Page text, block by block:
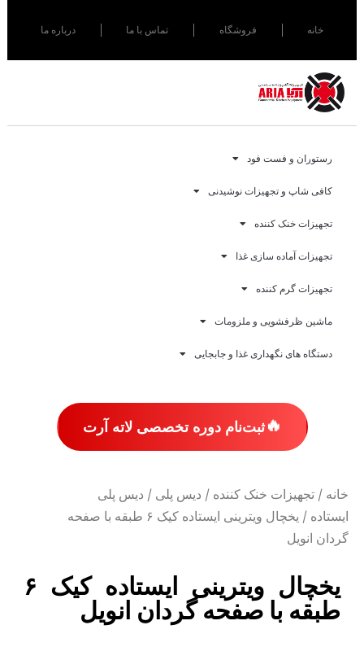
خانه فروشگاه تماس با ما درباره ما
رستوران و فست فود
کافی شاپ و تجهیزات نوشیدنی
تجهیزات خنک کننده
تجهیزات آماده سازی غذا
تجهیزات گرم کننده
ماشین ظرفشویی و ملزومات
دستگاه های نگهداری غذا و جابجایی
🔥ثبت‌نام دوره تخصصی لاته آرت
خانه / تجهیزات خنک کننده / دیس پلی / دیس پلی
ایستاده
/ یخچال ویترینی ایستاده کیک ۶ طبقه با صفحه
گردان انویل
یخچال ویترینی ایستاده کیک ۶
طبقه با صفحه گردان انویل